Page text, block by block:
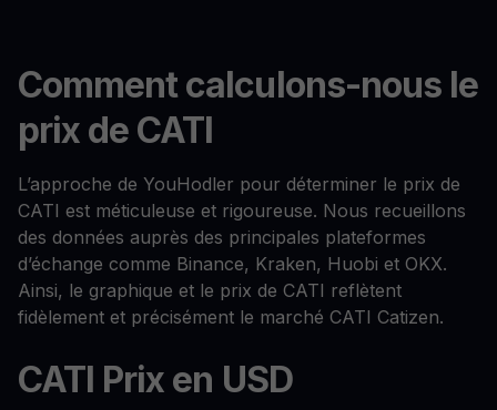
Comment calculons-nous le
prix de CATI
L’approche de YouHodler pour déterminer le prix de
CATI est méticuleuse et rigoureuse. Nous recueillons
des données auprès des principales plateformes
d’échange comme Binance, Kraken, Huobi et OKX.
Ainsi, le graphique et le prix de CATI reflètent
fidèlement et précisément le marché CATI Catizen.
CATI Prix en USD